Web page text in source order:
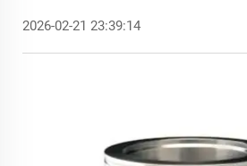
2026-02-21 23:39:14